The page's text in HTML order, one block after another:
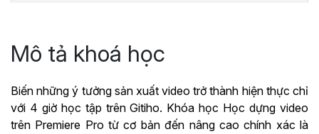
Mô tả khoá học
Biến những ý tưởng sản xuất video trở thành hiện thực chỉ
với 4 giờ học tập trên Gitiho. Khóa học Học dựng video
trên Premiere Pro từ cơ bản đến nâng cao chính xác là